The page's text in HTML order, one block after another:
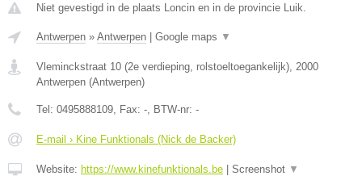
Niet gevestigd in de plaats Loncin en in de provincie Luik.
Antwerpen » Antwerpen Google maps ▼
Vleminckstraat 10 (2e verdieping, rolstoeltoegankelijk) 2000
Antwerpen (Antwerpen)
Tel: 0495888109 , Fax: - , BTW-nr: -
E-mail › Kine Funktionals (Nick de Backer)
Website: https://www.kinefunktionals.be Screenshot ▼